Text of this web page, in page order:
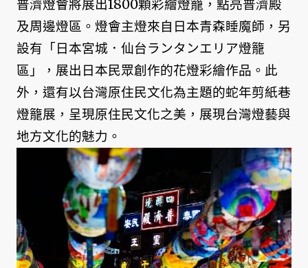
普濟燈會將展出1800顆彩繪燈籠，點亮普濟殿
及周邊燈區。燈會主燈來自日本青森睡魔師，另
設有「日本宮城．仙台ランタンエリア燈籠
區」，展出日本民眾創作的花燈彩繪作品。此
外，還有以台灣原住民文化為主題的蛇年剪紙巷
燈籠展，呈現原住民文化之美，展現台灣燈藝與
地方文化的魅力。